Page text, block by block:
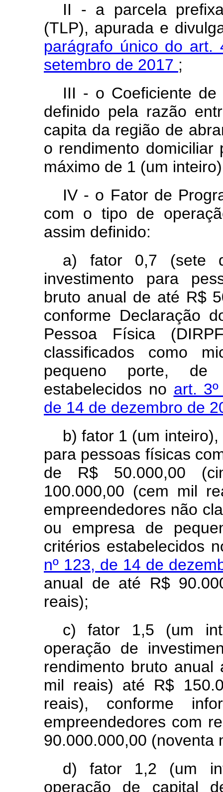
II - a parcela
(TLP), apurada e
parágrafo único do art.
setembro de 2017 ;
III - o Coeficiente de
definido pela razão
capita da região de
o rendimento
máximo de 1 (um
IV - o Fator de
com o tipo de
assim definido:
a) fator 0,7 (sete
investimento para
bruto anual de até R$
conforme Declaração
Pessoa Física
classificados como
pequeno porte,
estabelecidos no art.
de 14 de dezembro de
b) fator 1 (um
para pessoas físicas
de R$ 50.000,00
100.000,00 (cem mil
empreendedores não
ou empresa de
critérios estabelecidos
nº 123, de 14 de
anual de até R$
reais);
c) fator 1,5 (um
operação de
rendimento bruto
mil reais) até R$
reais), conforme
empreendedores com
90.000.000,00 (noventa
d) fator 1,2 (um
operação de capital